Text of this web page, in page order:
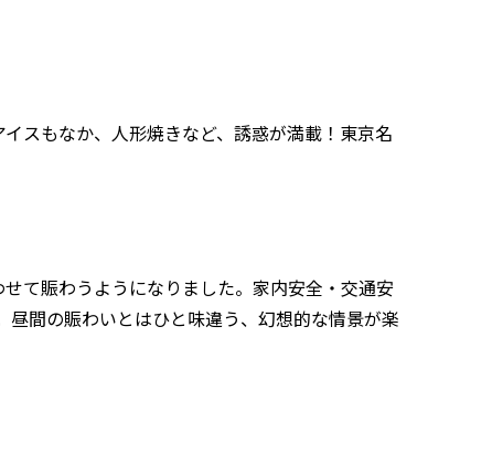
スもなか、人形焼きなど、誘惑が満載！東京名
て賑わうようになりました。家内安全・交通安
間の賑わいとはひと味違う、幻想的な情景が楽